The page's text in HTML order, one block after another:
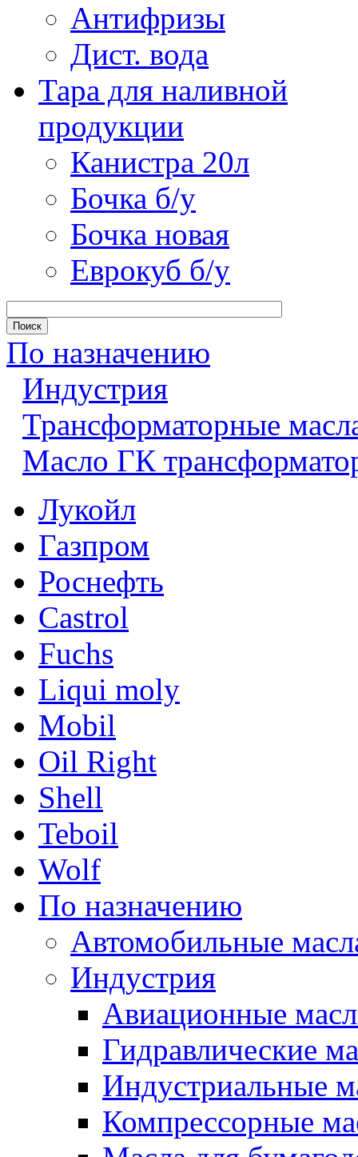
Антифризы
Дист. вода
Тара для наливной
продукции
Канистра 20л
Бочка б/у
Бочка новая
Еврокуб б/у
По назначению
Индустрия
Трансформаторные
Масло ГК
Лукойл
Газпром
Роснефть
Castrol
Fuchs
Liqui moly
Mobil
Oil Right
Shell
Teboil
Wolf
По назначению
Автомобильные
Индустрия
Авиационные
Гидравлические
Индустриальные
Компрессорные